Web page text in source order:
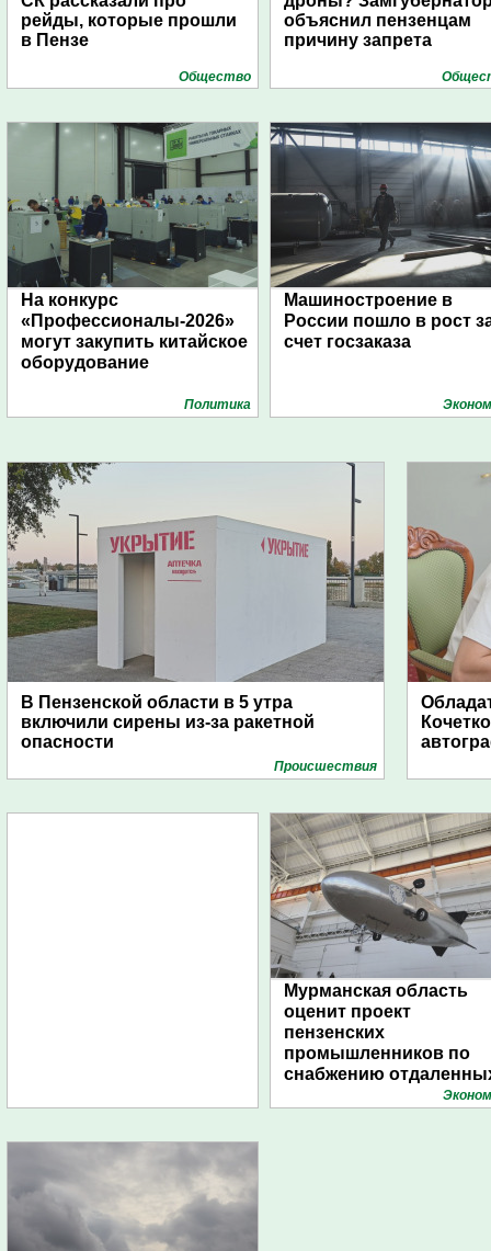
рейды, которые прошли
в Пензе
Общество
объяснил пензенцам
причину запрета
На конкурс
«Профессионалы-2026»
могут закупить китайское
оборудование
Политика
Машиностроение в
России пошло в рост
счет госзаказа
В Пензенской области в 5 утра
включили сирены из-за ракетной
опасности
Проиcшествия
Мурманская область
оценит проект
пензенских
промышленников по
снабжению
поселений с помощью